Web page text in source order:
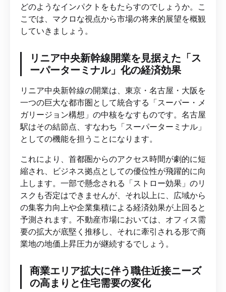
どのようなインパクトをもたらすのでしょうか。こ
こでは、マクロな視点から市場の将来的展望を概観
していきましょう。
リニア中央新幹線開業を見据えた「ス
ーパーターミナル」化の経済効果
リニア中央新幹線の開業は、東京・名古屋・大阪を
一つの巨大な都市圏として統合する「スーパー・メ
ガリージョン構想」の中核をなすものです。名古屋
駅はその結節点、すなわち「スーパーターミナル」
としての機能を担うことになります。
これにより、首都圏からのアクセス時間が劇的に短
縮され、ビジネス拠点としての優位性が飛躍的に向
上します。一部で懸念される「ストロー効果」のリ
スクも否定はできませんが、それ以上に、広域から
の集客力向上や企業集積による経済効果が上回ると
予測されます。不動産市場においては、オフィス需
要の拡大が底堅く推移し、それに牽引される形で商
業地の地価上昇圧力が継続するでしょう。
商業エリア拡大に伴う職住近接ニーズ
の高まりと住宅需要の変化